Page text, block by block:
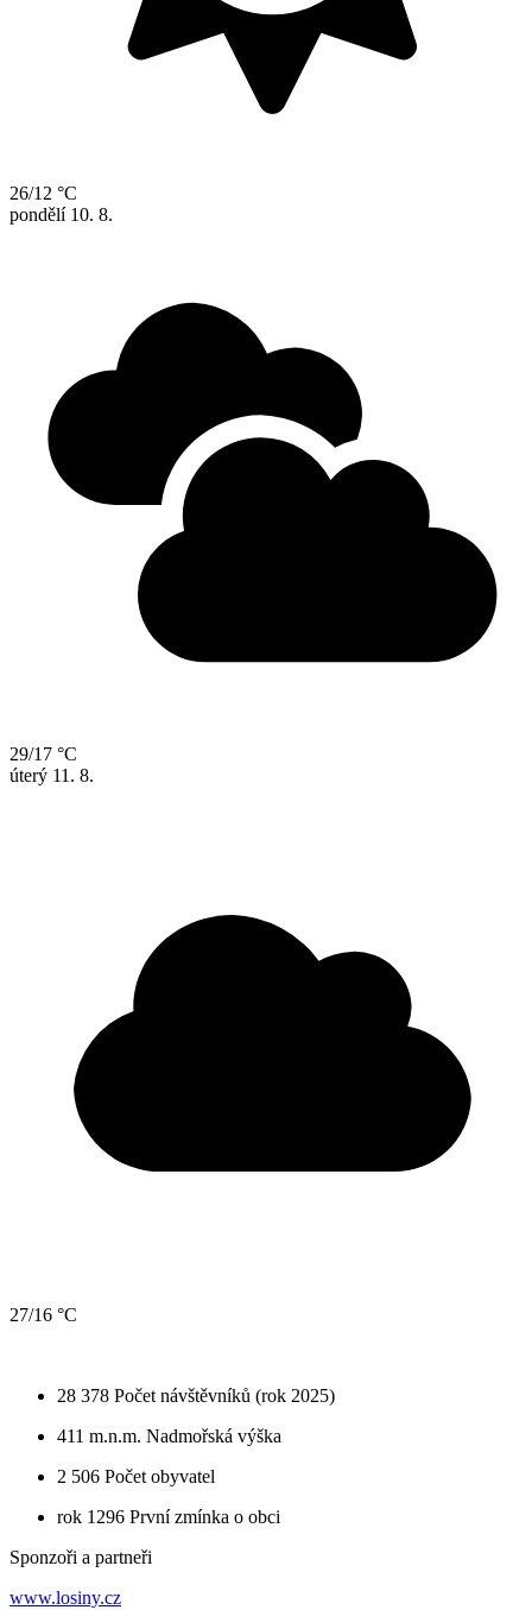
26/12 °C
pondělí 10. 8.
29/17 °C
úterý 11. 8.
27/16 °C
28 378 Počet návštěvníků (rok 2025)
411 m.n.m. Nadmořská výška
2 506 Počet obyvatel
rok 1296 První zmínka o obci
Sponzoři a partneři
www.losiny.cz